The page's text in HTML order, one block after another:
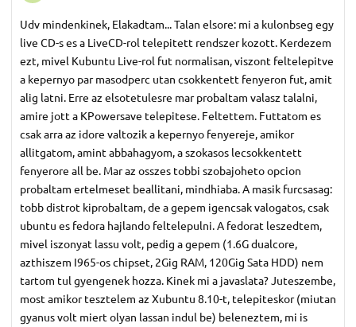
Udv mindenkinek, Elakadtam... Talan elsore: mi a kulonbseg egy
live CD-s es a LiveCD-rol telepitett rendszer kozott. Kerdezem
ezt, mivel Kubuntu Live-rol fut normalisan, viszont feltelepitve
a kepernyo par masodperc utan csokkentett fenyeron fut, amit
alig latni. Erre az elsotetulesre mar probaltam valasz talalni,
amire jott a KPowersave telepitese. Feltettem. Futtatom es
csak arra az idore valtozik a kepernyo fenyereje, amikor
allitgatom, amint abbahagyom, a szokasos lecsokkentett
fenyerore all be. Mar az osszes tobbi szobajoheto opcion
probaltam ertelmeset beallitani, mindhiaba. A masik furcsasag:
tobb distrot kiprobaltam, de a gepem igencsak valogatos, csak
ubuntu es fedora hajlando feltelepulni. A fedorat leszedtem,
mivel iszonyat lassu volt, pedig a gepem (1.6G dualcore,
azthiszem I965-os chipset, 2Gig RAM, 120Gig Sata HDD) nem
tartom tul gyengenek hozza. Kinek mi a javaslata? Juteszembe,
most amikor tesztelem az Xubuntu 8.10-t, telepiteskor (miutan
gyanus volt miert olyan lassan indul be) beleneztem, mi is